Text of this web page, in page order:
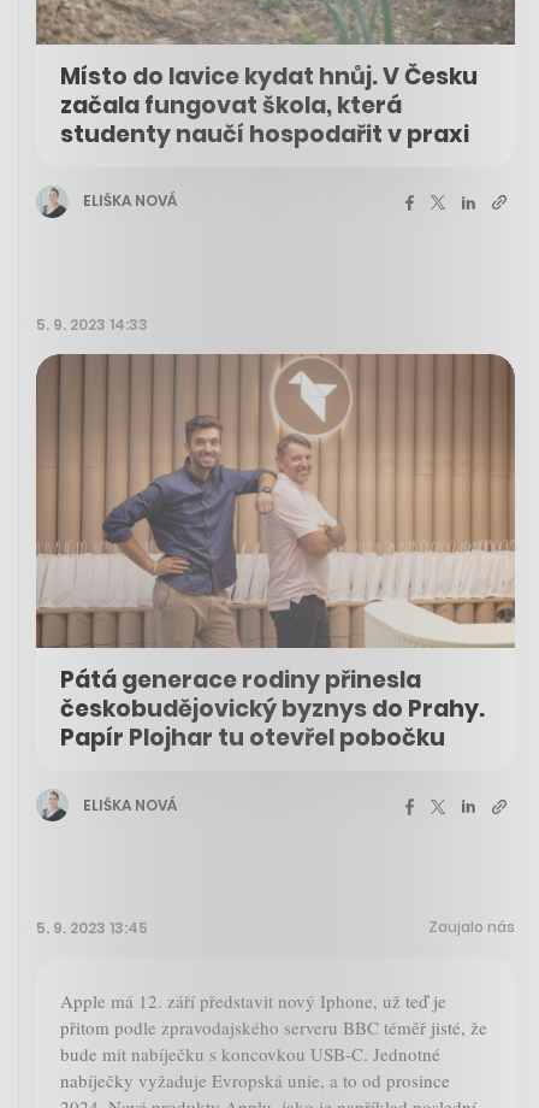
Místo do lavice kydat hnůj. V Česku
začala fungovat škola, která
studenty naučí hospodařit v praxi
ELIŠKA NOVÁ
5. 9. 2023 14:33
Pátá generace rodiny přinesla
českobudějovický byznys do Prahy.
Papír Plojhar tu otevřel pobočku
ELIŠKA NOVÁ
5. 9. 2023 13:45 Zaujalo nás
Apple má 12. září představit nový Iphone, už teď je
přitom podle zpravodajského serveru BBC téměř jisté, že
bude mít nabíječku s koncovkou USB-C. Jednotné
nabíječky vyžaduje Evropská unie, a to od prosince